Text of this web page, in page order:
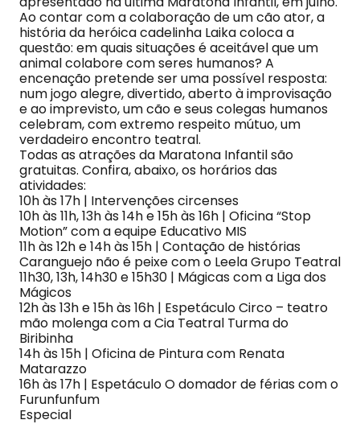
Ao contar com a colaboração de um cão ator, a
história da heróica cadelinha Laika coloca a
questão: em quais situações é aceitável que um
animal colabore com seres humanos? A
encenação pretende ser uma possível resposta:
num jogo alegre, divertido, aberto à improvisação
e ao imprevisto, um cão e seus colegas humanos
celebram, com extremo respeito mútuo, um
verdadeiro encontro teatral.
Todas as atrações da Maratona Infantil são
gratuitas. Confira, abaixo, os horários das
atividades:
10h às 17h | Intervenções circenses
10h às 11h, 13h às 14h e 15h às 16h | Oficina “Stop
Motion” com a equipe Educativo MIS
11h às 12h e 14h às 15h | Contação de histórias
Caranguejo não é peixe com o Leela Grupo Teatral
11h30, 13h, 14h30 e 15h30 | Mágicas com a Liga dos
Mágicos
12h às 13h e 15h às 16h | Espetáculo Circo – teatro
mão molenga com a Cia Teatral Turma do
Biribinha
14h às 15h | Oficina de Pintura com Renata
Matarazzo
16h às 17h | Espetáculo O domador de férias com o
Furunfunfum
Especial